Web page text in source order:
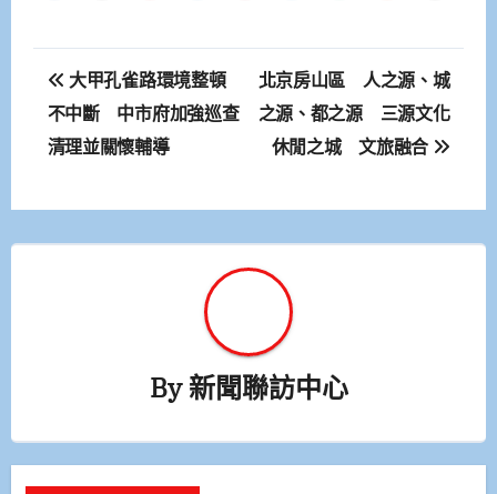
文
章
導
覽
大甲孔雀路環境整頓
不中斷 中市府加強巡查
清理並關懷輔導
北京房山區 人之源、城
之源、都之源 三源文化
休閒之城 文旅融合
By新聞聯訪中心